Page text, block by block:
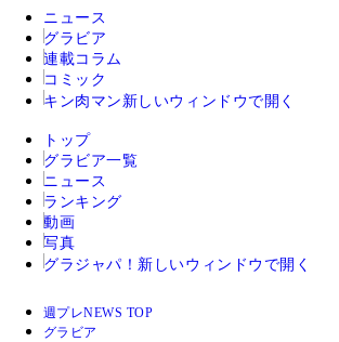
ニュース
グラビア
連載コラム
コミック
キン肉マン 新しいウィンドウで開く
トップ
グラビア一覧
ニュース
ランキング
動画
写真
グラジャパ！ 新しいウィンドウで開く
週プレNEWS TOP
グラビア